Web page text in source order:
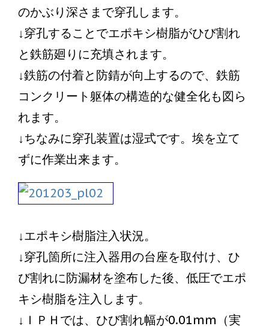
のかぶり深さまで穿孔します。
↓穿孔することでエポキシ樹脂がひび割れ
と鉄筋廻りに充填されます。
↓鉄筋の付着と防錆が向上するので、鉄筋
コンクリート躯体の構造的な健全化も図ら
れます。
↓ちなみに穿孔装置は湿式です。埃を立て
ずに作業出来ます。
↓エポキシ樹脂注入状況。
↓穿孔箇所に注入器用の台座を取付け、ひ
び割れに防漏材を塗布した後、低圧でエポ
キシ樹脂を注入します。
↓ＩＰＨでは、ひび割れ幅が0.01mm（実